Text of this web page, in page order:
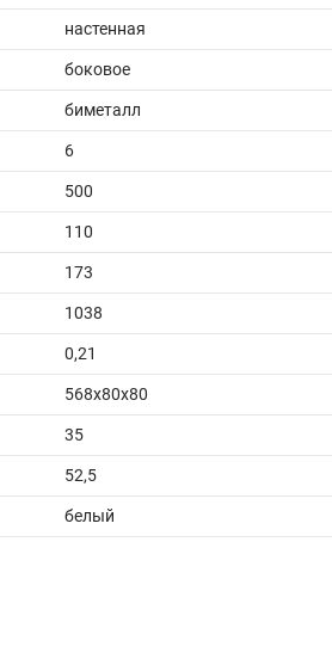
настенная
боковое
биметалл
6
500
110
173
1038
0,21
568x80x80
35
52,5
белый